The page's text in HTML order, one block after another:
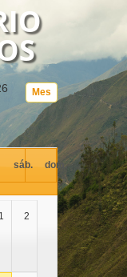
Mes
sáb. dom.
1 2
DIA NACIONAL DE LA